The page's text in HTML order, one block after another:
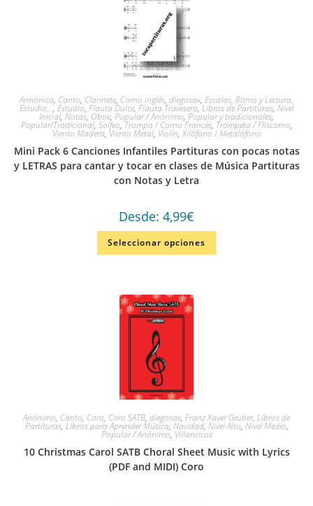
Armónica, Canto, Clarinete, Corno inglés, diegosax, Escalas, Ritmo y Lectura,
Estudio..., Estudio, Flauta Dulce, Flauta Travesera,Libros de Partituras, Nivel
Inicial, Notas, Oboe, Popular / Anónimo, Popular y tradicionales,
Popular/Tradicional, Solfeo, Trompa / Corno Francés, Trompeta / Fliscorno,
Viento Madera, Viento Metal, Violín,Xilófono / Metalófono
Mini Pack 6 Canciones Infantiles Partituras con pocas notas
y LETRAS para cantar y tocar en clases de Música Partituras
con Notas y Letra
Desde: 4,99€
Seleccionar opciones
Anónimo, Canto, Coro, Coro SATB, diegosax, Franz Xaver Gruber, Libros de
Partituras, Libros para Aprender Música, Navidad, Nivel Alto, Nivel Medio,
Popular / Anónimo, Villancicos
10 Christmas Carol SATB Choral Sheet Music with Lyrics
(PDF and MIDI) Coro